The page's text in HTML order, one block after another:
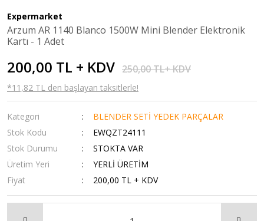
Expermarket
Arzum AR 1140 Blanco 1500W Mini Blender Elektronik
Kartı - 1 Adet
200,00 TL + KDV 250,00 TL+ KDV
*11,82 TL den başlayan taksitlerle!
Kategori
BLENDER SETİ YEDEK PARÇALAR
Stok Kodu
EWQZT24111
Stok Durumu
STOKTA VAR
Üretim Yeri
YERLİ ÜRETİM
Fiyat
200,00 TL + KDV